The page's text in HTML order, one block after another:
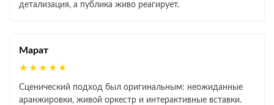
детализация, а публика живо реагирует.
Марат
★★★★★
Сценический подход был оригинальным: неожиданные
аранжировки, живой оркестр и интерактивные вставки.